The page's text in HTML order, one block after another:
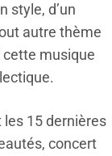
style, d’un
autre thème
musique
les 15 dernières
concert